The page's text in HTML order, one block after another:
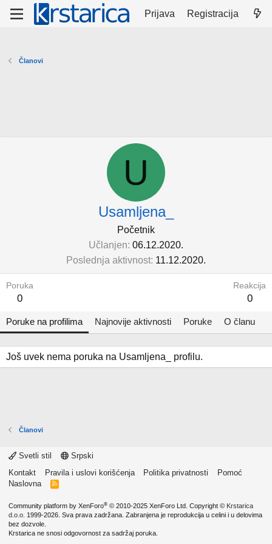
Prijava Registracija
Članovi
U
Usamljena_
Početnik
Učlanjen 06.12.2020.
Poslednja aktivnost 11.12.2020.
Poruka
0
Reakcija
0
Poruke na profilima Najnovije aktivnosti Poruke O članu
Još uvek nema poruka na Usamljena_ profilu.
Članovi
Svetli stil
Srpski
Kontakt
Pravila i uslovi korišćenja Politika privatnosti
Pomoć
Naslovna
R
Community platform by XenForo® © 2010-2025 XenForo Ltd. Copyright © Krstarica
d.o.o. 1999-2026. Sva prava zadržana. Zabranjena je reprodukcija u celini i u delovima
bez dozvole.
Krstarica ne snosi odgovornost za sadržaj poruka.